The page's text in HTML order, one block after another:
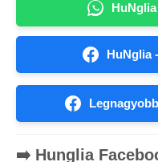
HuNglia
➡️ Hunglia